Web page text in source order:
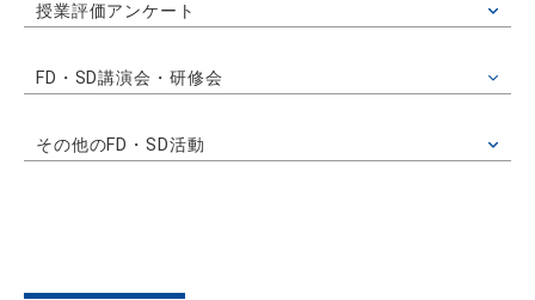
授業評価アンケート
FD・SD講演会・研修会
その他のFD・SD活動